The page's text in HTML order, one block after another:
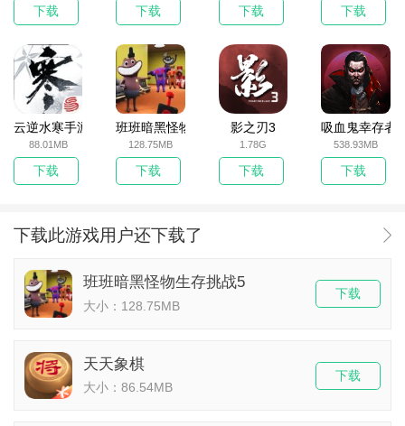
下载 下载 下载 下载
云逆水寒手游
88.01MB
下载
班班暗黑怪物生存挑战5
128.75MB
下载
影之刃3
1.78G
下载
吸血鬼幸存者
538.93MB
下载
下载此游戏用户还下载了
班班暗黑怪物生存挑战5
大小：128.75MB
下载
天天象棋
大小：86.54MB
下载